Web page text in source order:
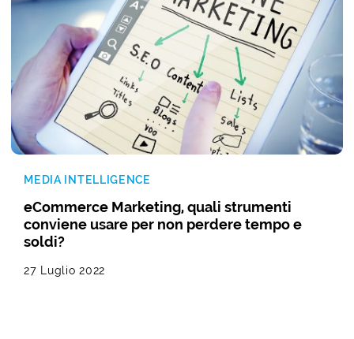
MEDIA INTELLIGENCE
eCommerce Marketing, quali strumenti
conviene usare per non perdere tempo e
soldi?
27 Luglio 2022